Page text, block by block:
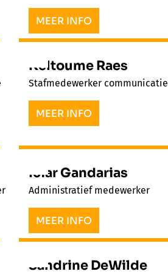
MEER INFO
Keltoume Raes
Stafmedewerker communicatie
MEER INFO
Iciar Gandarias
Administratief medewerker
MEER INFO
Sandrine DeWilde